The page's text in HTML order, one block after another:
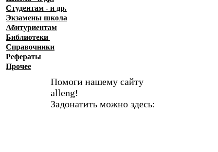
Студентам - и др.
Экзамены школа
Абитуриентам
Библиотеки
Справочники
Рефераты
Прочее
Помоги нашему сайту
alleng!
Задонатить можно здесь: